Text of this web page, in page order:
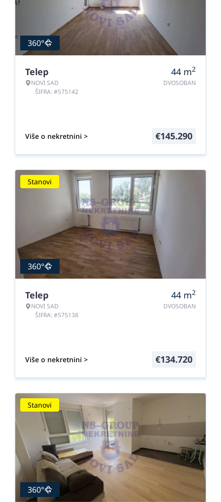
360°
Telep
NOVI SAD
ŠIFRA: #575142
44 m2
DVOSOBAN
Više o nekretnini > €145.290
Stanovi
360°
Telep
NOVI SAD
ŠIFRA: #575138
44 m2
DVOSOBAN
Više o nekretnini > €134.720
Stanovi
360°